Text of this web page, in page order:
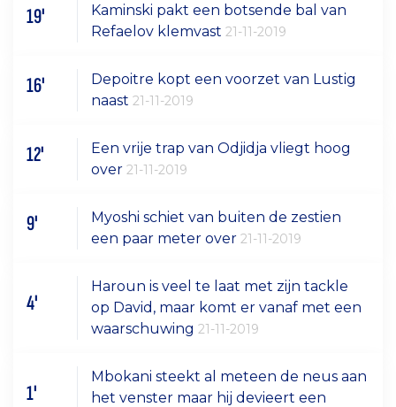
19'
Kaminski pakt een botsende bal van
Refaelov klemvast21-11-2019
16'
Depoitre kopt een voorzet van Lustig
naast21-11-2019
12'
Een vrije trap van Odjidja vliegt hoog
over21-11-2019
9'
Myoshi schiet van buiten de zestien
een paar meter over21-11-2019
4'
Haroun is veel te laat met zijn tackle
op David, maar komt er vanaf met een
waarschuwing21-11-2019
1'
Mbokani steekt al meteen de neus aan
het venster maar hij devieert een